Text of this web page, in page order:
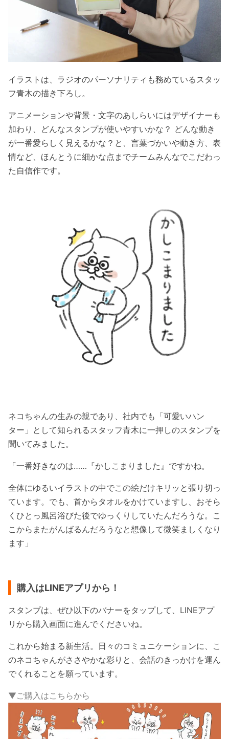
イラストは、ラジオのパーソナリティも務めているスタッ
フ青木の描き下ろし。
アニメーションや背景・文字のあしらいにはデザイナーも
加わり、どんなスタンプが使いやすいかな？ どんな動き
が一番愛らしく見えるかな？と、言葉づかいや動き方、表
情など、ほんとうに細かな点までチームみんなでこだわっ
た自信作です。
ネコちゃんの生みの親であり、社内でも「可愛いハン
ター」として知られるスタッフ青木に一押しのスタンプを
聞いてみました。
「一番好きなのは……『かしこまりました』ですかね。
全体にゆるいイラストの中でこの絵だけキリッと張り切っ
ています。でも、首からタオルをかけていますし、おそら
くひとっ風呂浴びた後でゆっくりしていたんだろうな。こ
こからまたがんばるんだろうなと想像して微笑ましくなり
ます」
購入はLINEアプリから！
スタンプは、ぜひ以下のバナーをタップして、LINEアプ
リから購入画面に進んでくださいね。
これから始まる新生活。日々のコミュニケーションに、こ
のネコちゃんがささやかな彩りと、会話のきっかけを運ん
でくれることを願っています。
▼ご購入はこちらから